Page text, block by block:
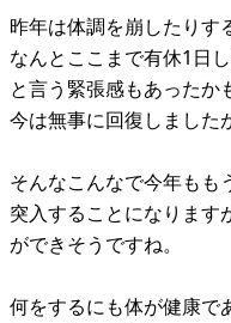
昨年は体調を崩したりす
なんとここまで有休1日
と言う緊張感もあったか
今は無事に回復しました
そんなこんなで今年もも
突入することになります
ができそうですね。
何をするにも体が健康で